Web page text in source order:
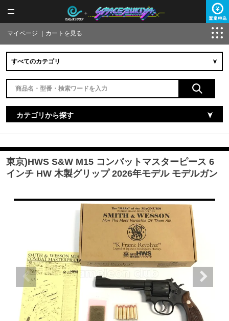
マイページ カートを見る
カテゴリから探す
東京)HWS S&W M15 コンバットマスターピース 6
インチ HW 木製グリップ 2026年モデル モデルガン